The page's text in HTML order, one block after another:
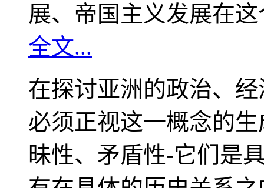
展、帝国主义发展在
全文...
在探讨亚洲的政治、
必须正视这一概念的
昧性、矛盾性-它们是